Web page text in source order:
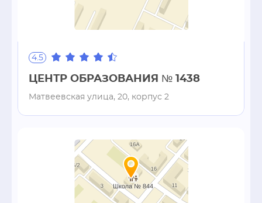
4.5
ЦЕНТР ОБРАЗОВАНИЯ № 1438
Матвеевская улица, 20, корпус 2